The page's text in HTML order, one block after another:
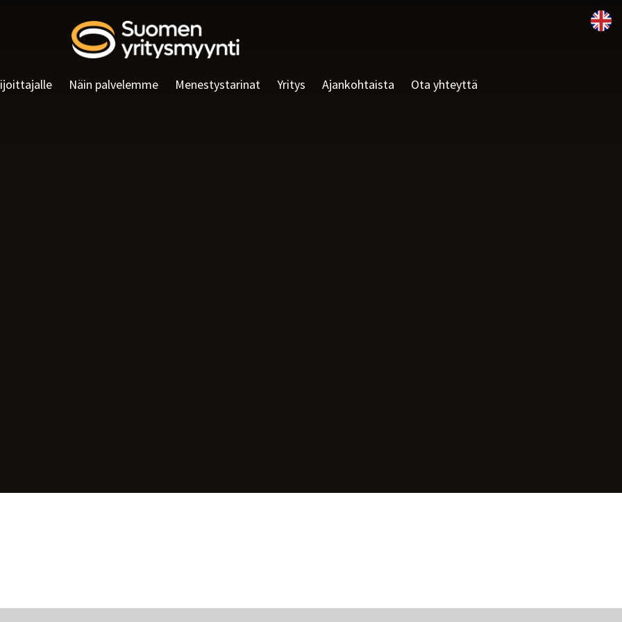
Näin palvelemme Menestystarinat Yritys Ajankohtaista Ota yhteyttä